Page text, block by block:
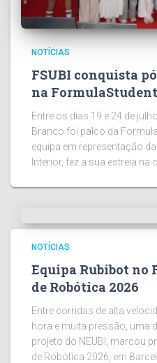
NOTÍCIAS
FSUBI conquista
na
Entre os dias 19 e 24 de
Branco foi palco da Formula
equipa em representação
Interior, fez a sua estreia na
NOTÍCIAS
Equipa Rubibot no
de Robótica 2026
Entre corridas de alta
hora e muita pressão, uma
projeto do NEUBI, marcou
de Robótica 2026, em